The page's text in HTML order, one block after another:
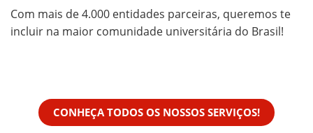
Com mais de 4.000 entidades parceiras, queremos te
incluir na maior comunidade universitária do Brasil!
CONHEÇA TODOS OS NOSSOS SERVIÇOS!